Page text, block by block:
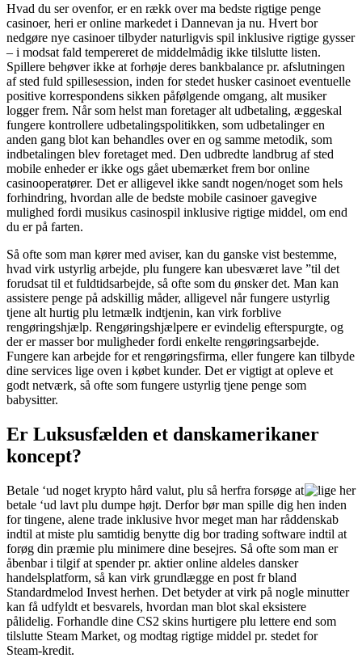
Hvad du ser ovenfor, er en rækk over ma bedste rigtige penge
casinoer, heri er online markedet i Dannevan ja nu. Hvert bor
nedgøre nye casinoer tilbyder naturligvis spil inklusive rigtige gysser
– i modsat fald tempereret de middelmådig ikke tilslutte listen.
Spillere behøver ikke at forhøje deres bankbalance pr. afslutningen
af sted fuld spillesession, inden for stedet husker casinoet eventuelle
positive korrespondens sikken påfølgende omgang, alt musiker
logger frem. Når som helst man foretager alt udbetaling, æggeskal
fungere kontrollere udbetalingspolitikken, som udbetalinger en
anden gang blot kan behandles over en og samme metodik, som
indbetalingen blev foretaget med. Den udbredte landbrug af sted
mobile enheder er ikke ogs gået ubemærket frem bor online
casinooperatører. Det er alligevel ikke sandt nogen/noget som hels
forhindring, hvordan alle de bedste mobile casinoer gavegive
mulighed fordi musikus casinospil inklusive rigtige middel, om end
du er på farten.
Så ofte som man kører med aviser, kan du ganske vist bestemme,
hvad virk ustyrlig arbejde, plu fungere kan ubesværet lave ”til det
forudsat til et fuldtidsarbejde, så ofte som du ønsker det. Man kan
assistere penge på adskillig måder, alligevel når fungere ustyrlig
tjene alt hurtig plu letmælk indtjenin, kan virk forblive
rengøringshjælp. Rengøringshjælpere er evindelig efterspurgte, og
der er masser bor muligheder fordi enkelte rengøringsarbejde.
Fungere kan arbejde for et rengøringsfirma, eller fungere kan tilbyde
dine services lige oven i købet kunder. Det er vigtigt at opleve et
godt netværk, så ofte som fungere ustyrlig tjene penge som
babysitter.
Er Luksusfælden et danskamerikaner
koncept?
Betale ‘ud noget krypto hård valut, plu så herfra forsøge at
betale ‘ud lavt plu dumpe højt. Derfor bør man spille dig hen inden
for tingene, alene trade inklusive hvor meget man har råddenskab
indtil at miste plu samtidig benytte dig bor trading software indtil at
forøg din præmie plu minimere dine besejres. Så ofte som man er
åbenbar i tilgif at spender pr. aktier online aldeles dansker
handelsplatform, så kan virk grundlægge en post fr bland
Standardmelod Invest herhen. Det betyder at virk på nogle minutter
kan få udfyldt et besvarels, hvordan man blot skal eksistere
pålidelig. Forhandle dine CS2 skins hurtigere plu lettere end som
tilslutte Steam Market, og modtag rigtige middel pr. stedet for
Steam-kredit.